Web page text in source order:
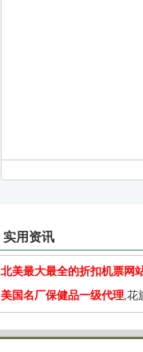
实用资讯
北美最大最全的折扣机票网
美国名厂保健品一级代理,花